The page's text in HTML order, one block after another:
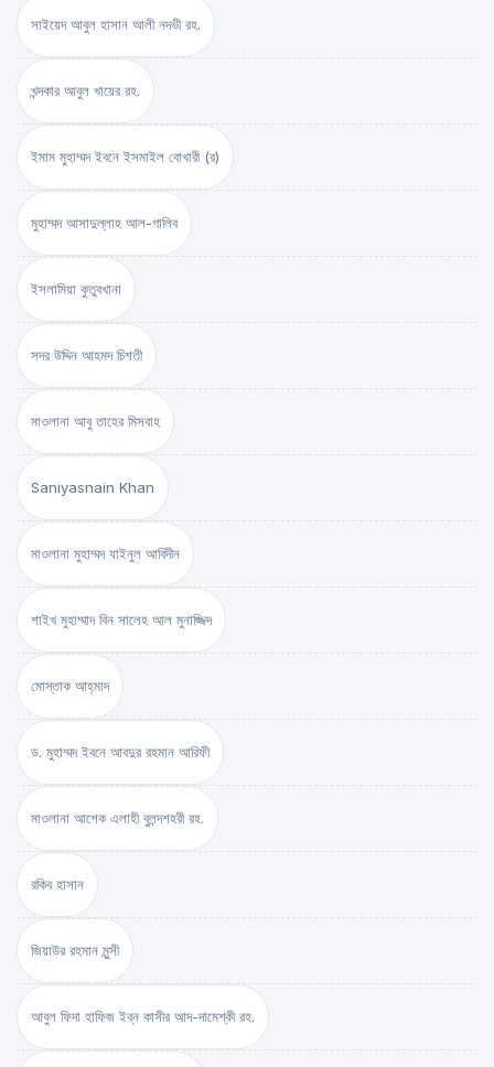
সাইয়েদ আবুল হাসান আলী নদভী রহ.
খন্দকার আবুল খায়ের রহ.
ইমাম মুহাম্মদ ইবনে ইসমাইল বোখারী (র)
মুহাম্মদ আসাদুল্লাহ আল-গালিব
ইসলামিয়া কুতুবখানা
সদর উদ্দিন আহমদ চিশতী
মাওলানা আবু তাহের মিসবাহ
Saniyasnain Khan
মাওলানা মুহাম্মদ যাইনুল আবিদীন
শাইখ মুহাম্মাদ বিন সালেহ আল মুনাজ্জিদ
মোস্তাক আহ্‌মাদ
ড. মুহাম্মদ ইবনে আবদুর রহমান আরিফী
মাওলানা আশেক এলাহী বুলন্দশহরী রহ.
রকিব হাসান
জিয়াউর রহমান মুন্সী
আবুল ফিদা হাফিজ ইব্‌ন কাসীর আদ-দামেশ্‌কী রহ.